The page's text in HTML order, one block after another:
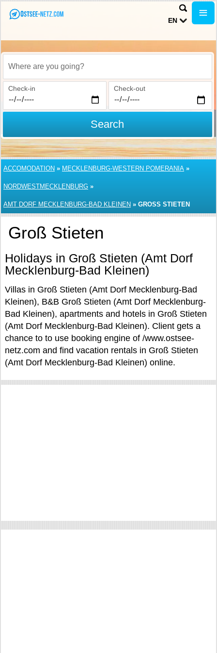
EN
Where are you going?
Check-in Check-out
Search
ACCOMODATION » MECKLENBURG-WESTERN POMERANIA »
NORDWESTMECKLENBURG »
AMT DORF MECKLENBURG-BAD KLEINEN » GROSS STIETEN
Groß Stieten
Holidays in Groß Stieten (Amt Dorf
Mecklenburg-Bad Kleinen)
Villas in Groß Stieten (Amt Dorf Mecklenburg-Bad
Kleinen), B&B Groß Stieten (Amt Dorf Mecklenburg-
Bad Kleinen), apartments and hotels in Groß Stieten
(Amt Dorf Mecklenburg-Bad Kleinen). Client gets a
chance to to use booking engine of /www.ostsee-
netz.com and find vacation rentals in Groß Stieten
(Amt Dorf Mecklenburg-Bad Kleinen) online.